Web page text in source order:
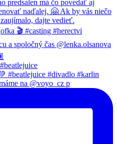
na @voyo_cz p